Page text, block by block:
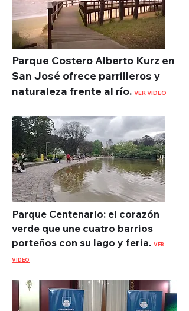
Parque Costero Alberto Kurz en
San José ofrece parrilleros y
naturaleza frente al río. VER VIDEO
Parque Centenario: el corazón
verde que une cuatro barrios
porteños con su lago y feria. VER
VIDEO